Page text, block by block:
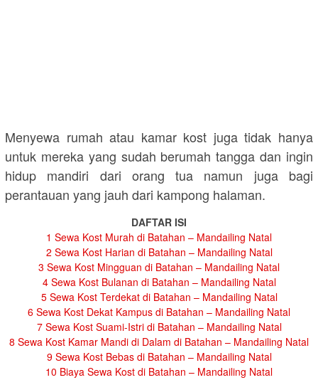
Menyewa rumah atau kamar kost juga tidak hanya
untuk mereka yang sudah berumah tangga dan ingin
hidup mandiri dari orang tua namun juga bagi
perantauan yang jauh dari kampong halaman.
DAFTAR ISI
1 Sewa Kost Murah di Batahan – Mandailing Natal
2 Sewa Kost Harian di Batahan – Mandailing Natal
3 Sewa Kost Mingguan di Batahan – Mandailing Natal
4 Sewa Kost Bulanan di Batahan – Mandailing Natal
5 Sewa Kost Terdekat di Batahan – Mandailing Natal
6 Sewa Kost Dekat Kampus di Batahan – Mandailing Natal
7 Sewa Kost Suami-Istri di Batahan – Mandailing Natal
8 Sewa Kost Kamar Mandi di Dalam di Batahan – Mandailing Natal
9 Sewa Kost Bebas di Batahan – Mandailing Natal
10 Biaya Sewa Kost di Batahan – Mandailing Natal